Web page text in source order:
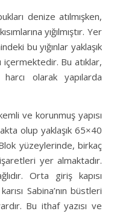
denize atılmışken,
yığılmıştır. Yer
bu yığınlar yaklaşık
Bu atıklar,
olarak yapılarda
ve korunmuş yapısı
olup yaklaşık 65×40
yüzeylerinde, birkaç
yer almaktadır.
Orta giriş kapısı
Sabina’nın büstleri
Bu ithaf yazısı ve